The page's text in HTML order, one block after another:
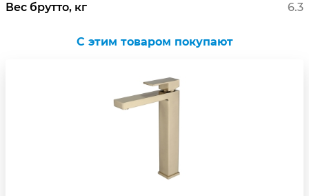
Вес брутто, кг
6.3
C этим товаром покупают